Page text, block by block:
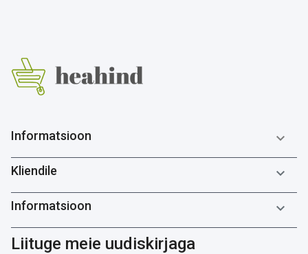
Informatsioon 
Kliendile 
Informatsioon 
Liituge meie uudiskirjaga